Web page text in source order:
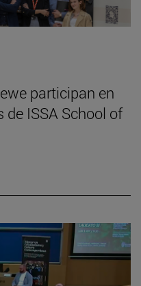
participan en
ISSA School of